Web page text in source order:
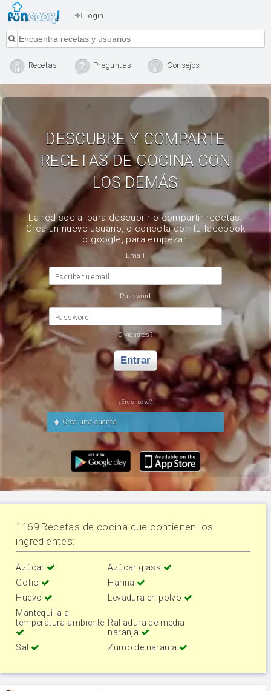
Login
Recetas Preguntas Consejos
DESCUBRE Y COMPARTE
RECETAS DE COCINA CON
LOS DEMÁS
La red social para descubrir o compartir recetas.
Crea un nuevo usuario, o conecta con tu facebook
o google, para empezar.
Email
Escribe tu email
Password
Password
Olvidastes?
Entrar
¿Eres nuevo?
Crea una cuenta
1169 Recetas de cocina que contienen los
ingredientes:
Azúcar
Azúcar glass
Gofio
Harina
Huevo
Levadura en polvo
Mantequilla a
temperatura ambiente Ralladura de media
naranja
Sal
Zumo de naranja